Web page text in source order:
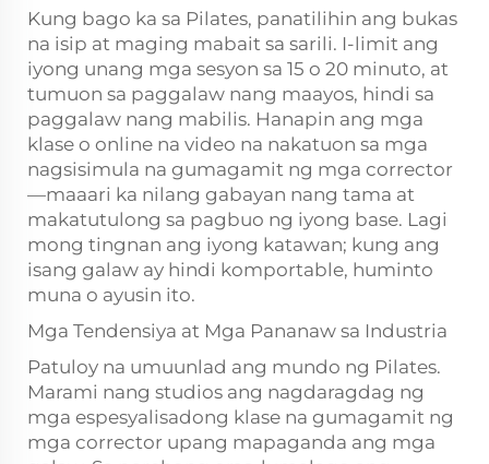
Kung bago ka sa Pilates, panatilihin ang bukas
na isip at maging mabait sa sarili. I-limit ang
iyong unang mga sesyon sa 15 o 20 minuto, at
tumuon sa paggalaw nang maayos, hindi sa
paggalaw nang mabilis. Hanapin ang mga
klase o online na video na nakatuon sa mga
nagsisimula na gumagamit ng mga corrector
—maaari ka nilang gabayan nang tama at
makatutulong sa pagbuo ng iyong base. Lagi
mong tingnan ang iyong katawan; kung ang
isang galaw ay hindi komportable, huminto
muna o ayusin ito.
Mga Tendensiya at Mga Pananaw sa Industria
Patuloy na umuunlad ang mundo ng Pilates.
Marami nang studios ang nagdaragdag ng
mga espesyalisadong klase na gumagamit ng
mga corrector upang mapaganda ang mga